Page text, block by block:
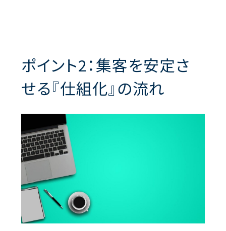
ポイント2：集客を安定さ
せる『仕組化』の流れ